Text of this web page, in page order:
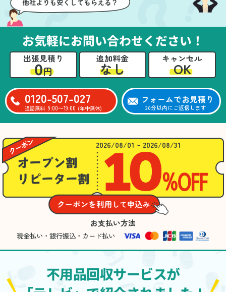
お気軽にお問い合わせください！
出張見積り
0円
追加料金
なし
キャンセル
OK
0120-507-027
通話無料 9:00〜19:00 (年中無休)
フォームでお見積り
30分以内にご返信します
2026/08/01 ~ 2026/08/31
お支払い方法
現金払い・銀行振込・カード払い
不用品回収サービスが